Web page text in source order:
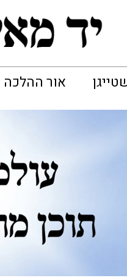
אור ההלכה